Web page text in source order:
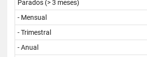
Parados (> 3 meses)
- Mensual
- Trimestral
- Anual